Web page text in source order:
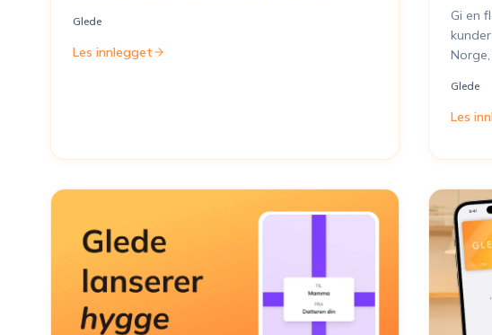
Finn den perfekte påskegaven til din bedrift!
Glede
Les innlegget
Gi en
Glede
Les